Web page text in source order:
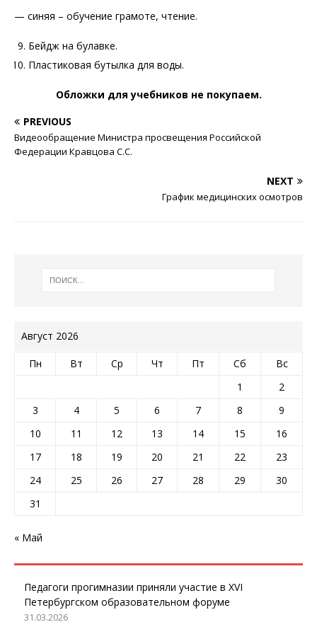
— синяя – обучение грамоте, чтение.
Бейдж на булавке.
Пластиковая бутылка для воды.
Обложки для учебников не покупаем.
PREVIOUS
Видеообращение Министра просвещения Российской
Федерации Кравцова С.С.
NEXT
График медицинских осмотров
Август 2026
Пн Вт Ср Чт Пт Сб
Вс
1
2
3
4 5 6 7 8
9
10
11 12 13 14 15
16
17
18 19 20 21 22
23
24
25 26 27 28 29
30
31
« Май
Педагоги прогимназии приняли участие в XVI
Петербургском образовательном форуме
31.03.2026